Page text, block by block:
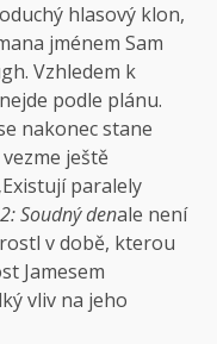
hlasový klon,
jménem Sam
Vzhledem k
podle plánu.
nakonec stane
ještě
paralely
Soudný denale není
v době, kterou
Jamesem
vliv na jeho